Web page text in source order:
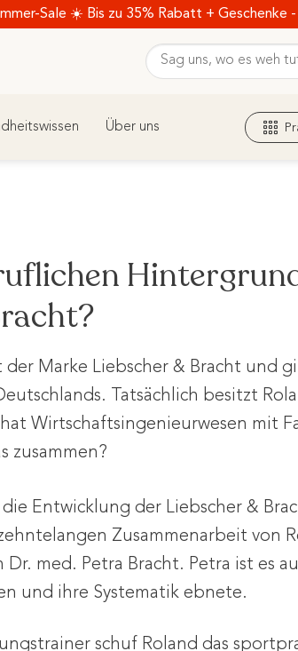
Sale ☀️ Bis zu 35% Rabatt + Geschenke -
Über uns
der Marke Liebscher & Bracht und
Tatsächlich besitzt
Wirtschaftsingenieurwesen mit
zusammen?
Entwicklung der Liebscher &
Zusammenarbeit von
Dr. med. Petra Bracht. Petra ist es
und ihre Systematik ebnete.
schuf Roland das